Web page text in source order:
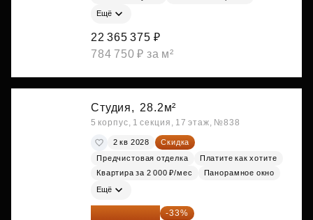
Ещё
22 365 375 ₽
784 750 ₽ за м²
Студия, 28.2м²
5 корпус, 1 секция, 17 этаж, №838
2 кв 2028
Скидка
Предчистовая отделка
Платите как хотите
Квартира за 2 000 ₽/мес
Панорамное окно
Ещё
22 375 220 ₽ -33%